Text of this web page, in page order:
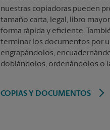
nuestras copiadoras pueden
tamaño carta, legal, libro
forma rápida y eficiente.
terminar los documentos por
engrapándolos,
doblándolos, ordenándolos o
COPIAS Y DOCUMENTOS